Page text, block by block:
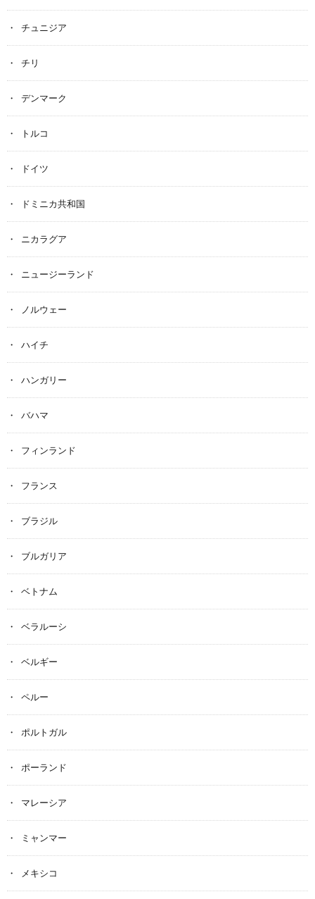
チュニジア
チリ
デンマーク
トルコ
ドイツ
ドミニカ共和国
ニカラグア
ニュージーランド
ノルウェー
ハイチ
ハンガリー
バハマ
フィンランド
フランス
ブラジル
ブルガリア
ベトナム
ベラルーシ
ベルギー
ペルー
ポルトガル
ポーランド
マレーシア
ミャンマー
メキシコ